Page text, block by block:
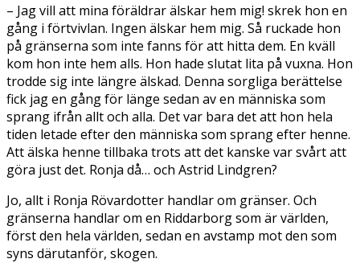
– Jag vill att mina föräldrar älskar hem mig! skrek hon en
gång i förtvivlan. Ingen älskar hem mig. Så ruckade hon
på gränserna som inte fanns för att hitta dem. En kväll
kom hon inte hem alls. Hon hade slutat lita på vuxna. Hon
trodde sig inte längre älskad. Denna sorgliga berättelse
fick jag en gång för länge sedan av en människa som
sprang ifrån allt och alla. Det var bara det att hon hela
tiden letade efter den människa som sprang efter henne.
Att älska henne tillbaka trots att det kanske var svårt att
göra just det. Ronja då… och Astrid Lindgren?
Jo, allt i Ronja Rövardotter handlar om gränser. Och
gränserna handlar om en Riddarborg som är världen,
först den hela världen, sedan en avstamp mot den som
syns därutanför, skogen.